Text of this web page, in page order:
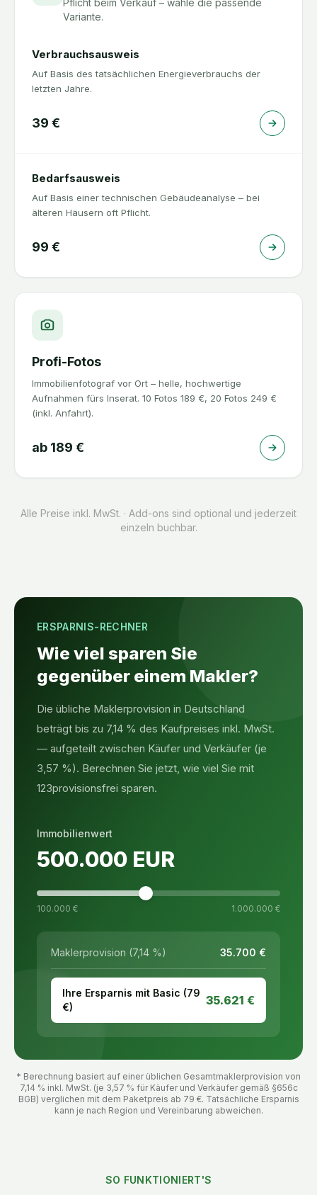
Pflicht beim Verkauf – wähle die passende
Variante.
Verbrauchsausweis
Auf Basis des tatsächlichen Energieverbrauchs der
letzten Jahre.
39 €
Bedarfsausweis
Auf Basis einer technischen Gebäudeanalyse – bei
älteren Häusern oft Pflicht.
99 €
Profi-Fotos
Immobilienfotograf vor Ort – helle, hochwertige
Aufnahmen fürs Inserat. 10 Fotos 189 €, 20 Fotos 249 €
(inkl. Anfahrt).
ab 189 €
Alle Preise inkl. MwSt. · Add-ons sind optional und jederzeit
einzeln buchbar.
ERSPARNIS-RECHNER
Wie viel sparen Sie
gegenüber einem Makler?
Die übliche Maklerprovision in Deutschland
beträgt bis zu 7,14 % des Kaufpreises inkl. MwSt.
— aufgeteilt zwischen Käufer und Verkäufer (je
3,57 %). Berechnen Sie jetzt, wie viel Sie mit
123provisionsfrei sparen.
Immobilienwert
500.000 EUR
100.000 € 1.000.000 €
Maklerprovision (7,14 %) 35.700 €
Ihre Ersparnis mit Basic (79
€)
35.621 €
* Berechnung basiert auf einer üblichen Gesamtmaklerprovision von
7,14 % inkl. MwSt. (je 3,57 % für Käufer und Verkäufer gemäß §656c
BGB) verglichen mit dem Paketpreis ab 79 €. Tatsächliche Ersparnis
kann je nach Region und Vereinbarung abweichen.
SO FUNKTIONIERT'S